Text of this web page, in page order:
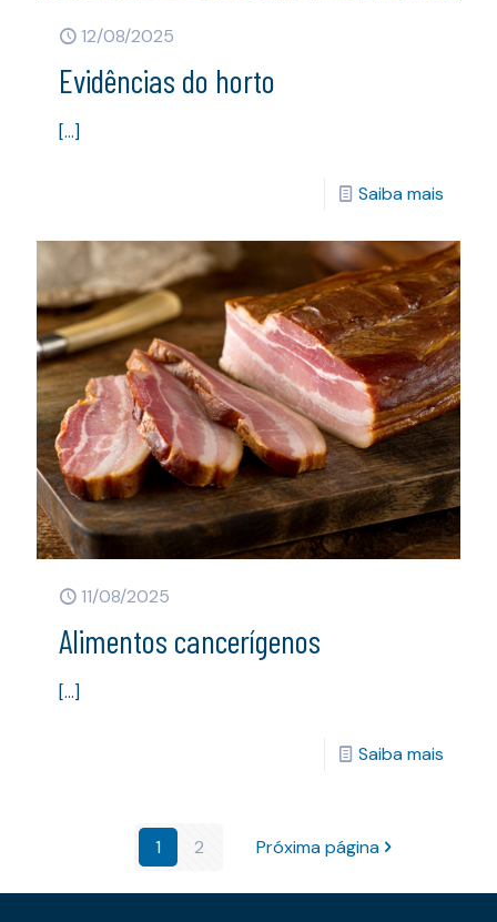
12/08/2025
Evidências do horto
[…]
Saiba mais
11/08/2025
Alimentos cancerígenos
[…]
Saiba mais
1 2 Próxima página